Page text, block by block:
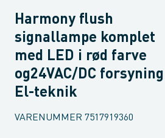
Harmony flush
signallampe komplet
med LED i rød farve
og24VAC/DC
El-teknik
VARENUMMER 7517919360